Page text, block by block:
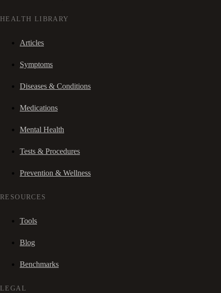
HEALTH LIBRARY
Articles
Symptoms
Diseases & Conditions
Medications
Mental Health
Tests & Procedures
Prevention & Wellness
RESOURCES
Tools
Blog
Benchmarks
LEGAL